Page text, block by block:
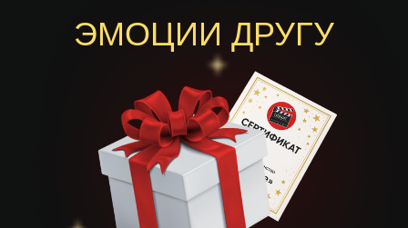
ЭМОЦИИ ДРУГУ